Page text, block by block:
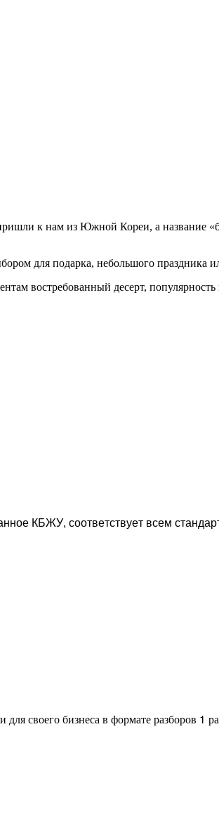
к нам из Южной Кореи, а название
для подарка, небольшого праздника
востребованный десерт,
КБЖУ, соответствует всем
своего бизнеса в формате разборов 1